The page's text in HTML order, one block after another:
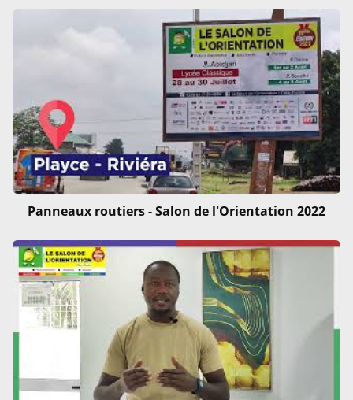
Panneaux routiers - Salon de l'Orientation 2022